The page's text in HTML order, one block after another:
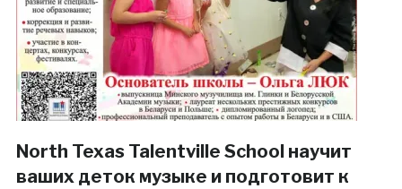
North Texas Talentville School научит
ваших деток музыке и подготовит к